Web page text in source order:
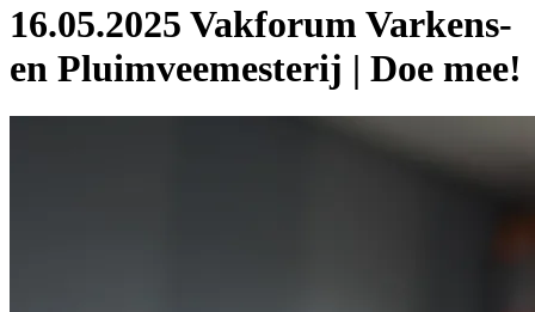
16.05.2025 Vakforum Varkens-
en Pluimveemesterij | Doe mee!